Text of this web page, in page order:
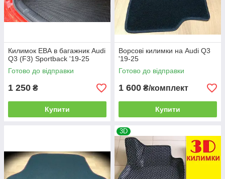
Килимок ЕВА в багажник Audi
Q3 (F3) Sportback '19-25
Готово до відправки
1 250 ₴
Купити
Ворсові килимки на Audi Q3
'19-25
Готово до відправки
1 600 ₴/комплект
Купити
3D